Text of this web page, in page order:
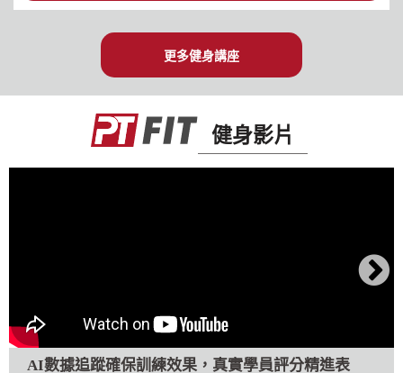
更多健身講座
健身影片
AI數據追蹤確保訓練效果，真實學員評分精進表